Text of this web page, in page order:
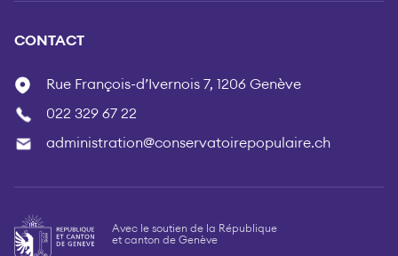
CONTACT
Rue François-d’Ivernois 7, 1206 Genève
022 329 67 22
administration@conservatoirepopulaire.ch
Avec le soutien de la République
et canton de Genève